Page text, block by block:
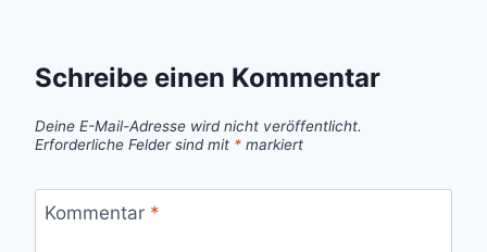
Schreibe einen Kommentar
Deine E-Mail-Adresse wird nicht veröffentlicht.
Erforderliche Felder sind mit * markiert
Kommentar *